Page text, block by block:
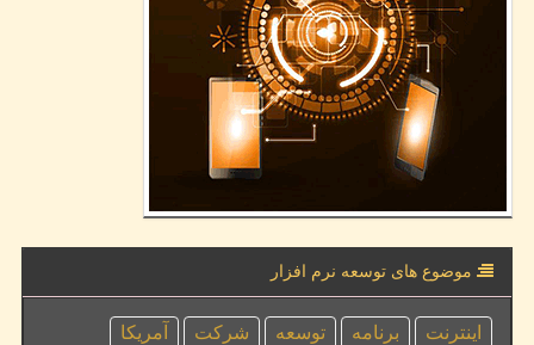
موضوع های توسعه نرم افزار
اینترنت برنامه توسعه شركت
آمریكا